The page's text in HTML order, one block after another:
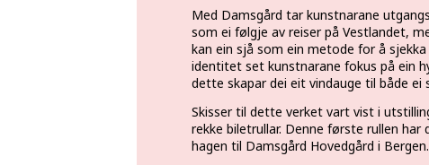
Med Damsgård tar kunstnarane
som ei følgje av reiser på Vestlandet,
kan ein sjå som ein metode for å
identitet set kunstnarane fokus på ein
dette skapar dei eit vindauge til både ei
Skisser til dette verket vart vist i
rekke biletrullar. Denne første rullen
hagen til Damsgård Hovedgård i